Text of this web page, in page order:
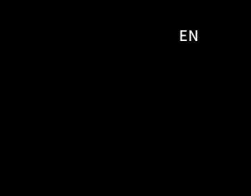
EN